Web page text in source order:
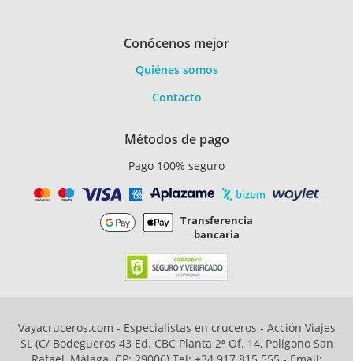
Conócenos mejor
Quiénes somos
Contacto
Métodos de pago
Pago 100% seguro
Transferencia
bancaria
Vayacruceros.com - Especialistas en cruceros - Acción Viajes
SL (C/ Bodegueros 43 Ed. CBC Planta 2ª Of. 14, Polígono San